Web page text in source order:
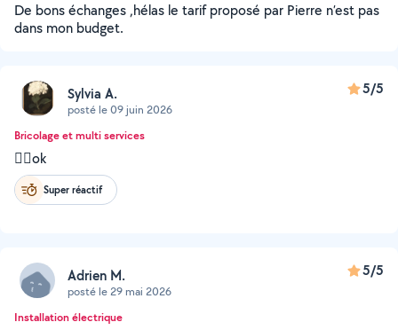
De bons échanges ,hélas le tarif proposé par Pierre n’est pas
dans mon budget.
Sylvia A.
posté le 09 juin 2026
5/5
Bricolage et multi services
👌🏽ok
Super réactif
Adrien M.
posté le 29 mai 2026
5/5
Installation électrique